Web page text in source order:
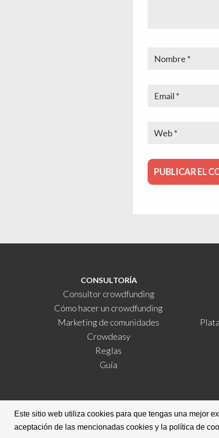
Este sitio web utiliza cookies para que tengas una mejor
aceptación de las mencionadas cookies y la política de
CONSULTORÍA
Consultor crowdfunding
Cómo hacer un crowdfunding
Marketing de comunidades
Crowdeasy
Reglas
Guía